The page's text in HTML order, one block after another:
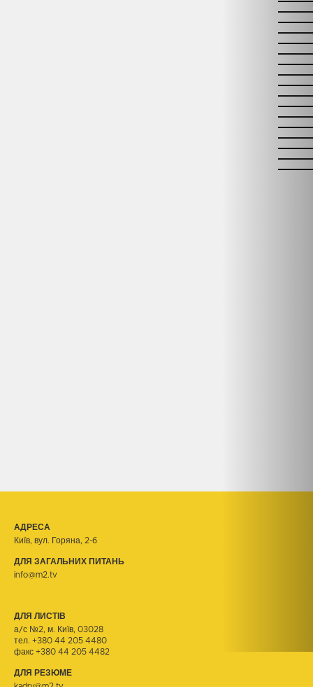
АДРЕСА
Київ, вул. Горяна, 2-б
ДЛЯ ЗАГАЛЬНИХ ПИТАНЬ
info@m2.tv
ДЛЯ ЛИСТІВ
а/с №2, м. Київ, 03028
тел. +380 44 205 4480
факс +380 44 205 4482
ДЛЯ РЕЗЮМЕ
kadry@m2.tv